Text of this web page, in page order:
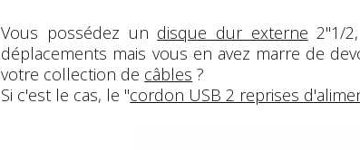
Vous possédez un disque dur externe 2"1/
déplacements mais vous en avez marre de
votre collection de câbles ?
Si c'est le cas, le "cordon USB 2 reprises